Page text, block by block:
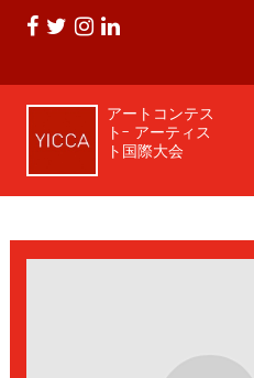
アートコンテス
ト- アーティス
ト国際大会